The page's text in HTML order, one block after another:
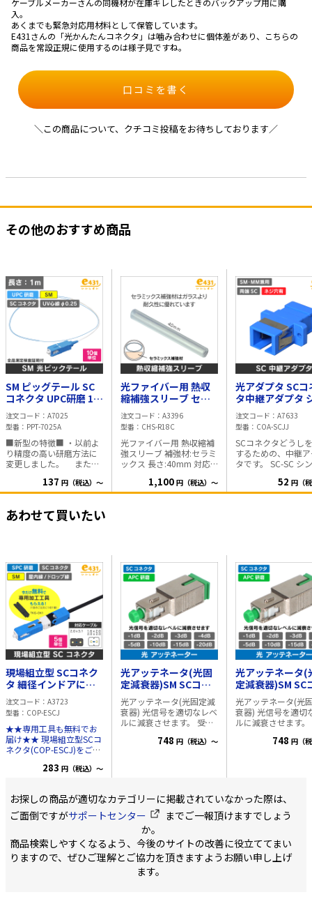
ケーブルメーカーさんの同機材が在庫キレしたときのバックアップ用に購
入。
あくまでも緊急対応用材料として保管しています。
E431さんの「光かんたんコネクタ」は噛み合わせに個体差があり、こちらの
商品を常設正規に使用するのは様子見ですね。
口コミを書く
＼この商品について、クチコミ投稿をお待ちしております／
その他のおすすめ商品
SM ピッグテール SC
コネクタ UPC研磨 1m
φ0.25 UV心線
注文コード
A7025
型番
PPT-7025A
■新型の特徴■ ・以前よ
り精度の高い研磨方法に
変更しました。 また、
全品検査を行い、細部ま
で検査を行っておりま
の付いた光ファイバーケ
モード)9/125 ・SCコネク
タ ・研磨面 UPC ・長さ
1m ・UV心線 φ0.25 梱
包状態 10個入/箱 を衝撃
吸収性の高い箱に入れて
出荷いたします。 (ご注文
単位は10個単位となりま
す) ※商品のこだわり 出
荷前の測定で「挿入損
失」「リターンロス」の
結果を全商品 パッケージ
に記載し、目で性能をご
確認頂けるようにいたし
ました。
137 円（税込）～
光ファイバー用 熱収
縮補強スリーブ セラ
ミックス補強材 1～8
心用 25本入
注文コード
A3396
型番
CHS-R18C
光ファイバー用 熱収縮補
強スリーブ 補強材:セラミ
ックス 長さ:40mm 対応
プ心線対応) ※改良点※
新型は以前のタイプより
い適正な 設定を行ってく
ださい。 目安時間:220～
240℃ 40秒 (気温20℃
無風時)
1,100 円（税込）～
光アダプタ SCコ
タ中継アダプタ
グル/マルチモー
用 SC-SC
注文コード
A7633
型番
COA-SCJJ
SCコネクタどうし
するための、中継
タです。 SC-SC シングル/
52 円（
あわせて買いたい
現場組立型 SCコネク
タ 細径インドアにも
対応 ■今なら工具付
き!■
注文コード
A3723
型番
COP-ESCJ
★★専用工具も無料でお
届け★★ 現場組立型SCコ
ネクタ(COP-ESCJ)をご購
具(TKG-OK1) 1個プレゼン
意いただく必要がありま
せん！ ------------ ■新型の
特徴■ ・細径のケーブル
ルの固定方法が変わり、
より安定した接続が可能
です ■商品紹介■ 現場で
283 円（税込）～
光アッテネータ(光固
定減衰器)SM SCコネ
クタ APC研磨 -3dB
光アッテネータ(光固定減
衰器) 光信号を適切なレベ
ルに減衰させます。 受光
機器を守るなど、適切な
60dB以下 減衰量公差 １
～10dB ： ±0.5dB 15、
20dB ： ±5％
748 円（税込）～
光アッテネータ(
定減衰器)SM SC
クタ APC研磨 -
光アッテネータ(光
衰器) 光信号を適切なレベ
ルに減衰させます
機器を守るなど、
60dB以下 減衰量公
～10dB ： ±0.5dB
20dB ： ±5％
748 円（
お探しの商品が適切なカテゴリーに掲載されていなかった際は、
ご面倒ですがサポートセンター
までご一報頂けますでしょう
か。
商品検索しやすくなるよう、今後のサイトの改善に役立ててまい
りますので、ぜひご理解とご協力を頂きますようお願い申し上げ
ます。